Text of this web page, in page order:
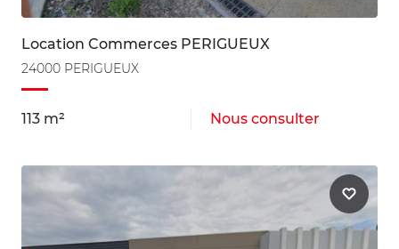
Location Commerces PERIGUEUX
24000 PERIGUEUX
113 m² Nous consulter